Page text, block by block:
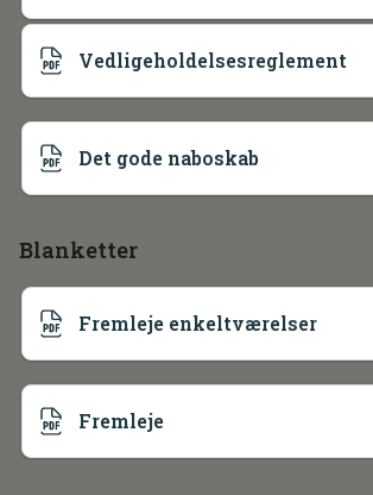
Vedligeholdelsesreglement
Det gode naboskab
Blanketter
Fremleje enkeltværelser
Fremleje